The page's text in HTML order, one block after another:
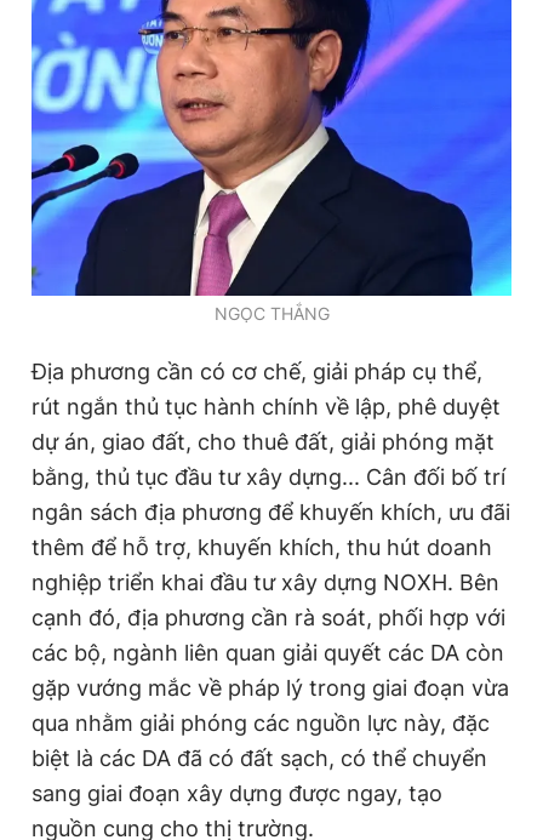
NGỌC THẮNG
Địa phương cần có cơ chế, giải pháp cụ thể,
rút ngắn thủ tục hành chính về lập, phê duyệt
dự án, giao đất, cho thuê đất, giải phóng mặt
bằng, thủ tục đầu tư xây dựng... Cân đối bố trí
ngân sách địa phương để khuyến khích, ưu đãi
thêm để hỗ trợ, khuyến khích, thu hút doanh
nghiệp triển khai đầu tư xây dựng NOXH. Bên
cạnh đó, địa phương cần rà soát, phối hợp với
các bộ, ngành liên quan giải quyết các DA còn
gặp vướng mắc về pháp lý trong giai đoạn vừa
qua nhằm giải phóng các nguồn lực này, đặc
biệt là các DA đã có đất sạch, có thể chuyển
sang giai đoạn xây dựng được ngay, tạo
nguồn cung cho thị trường.